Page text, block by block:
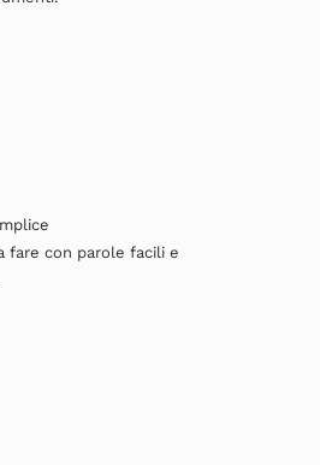
fare con parole facili e